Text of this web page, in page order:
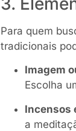
Para quem
tradicionais
Imagem
Escolha
Incensos
a